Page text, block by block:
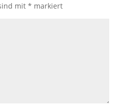
mit * markiert